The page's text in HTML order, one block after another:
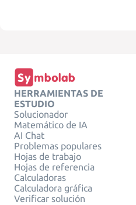
HERRAMIENTAS DE
ESTUDIO
Solucionador
Matemático de IA
AI Chat
Problemas populares
Hojas de trabajo
Hojas de referencia
Calculadoras
Calculadora gráfica
Verificar solución